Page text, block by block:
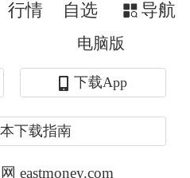
亿元，同比增长
东北地区实现营业
增长4.5%。
早备好，行情来了
行情 自选 导航
电脑版
下载App
下载指南
eastmoney.com